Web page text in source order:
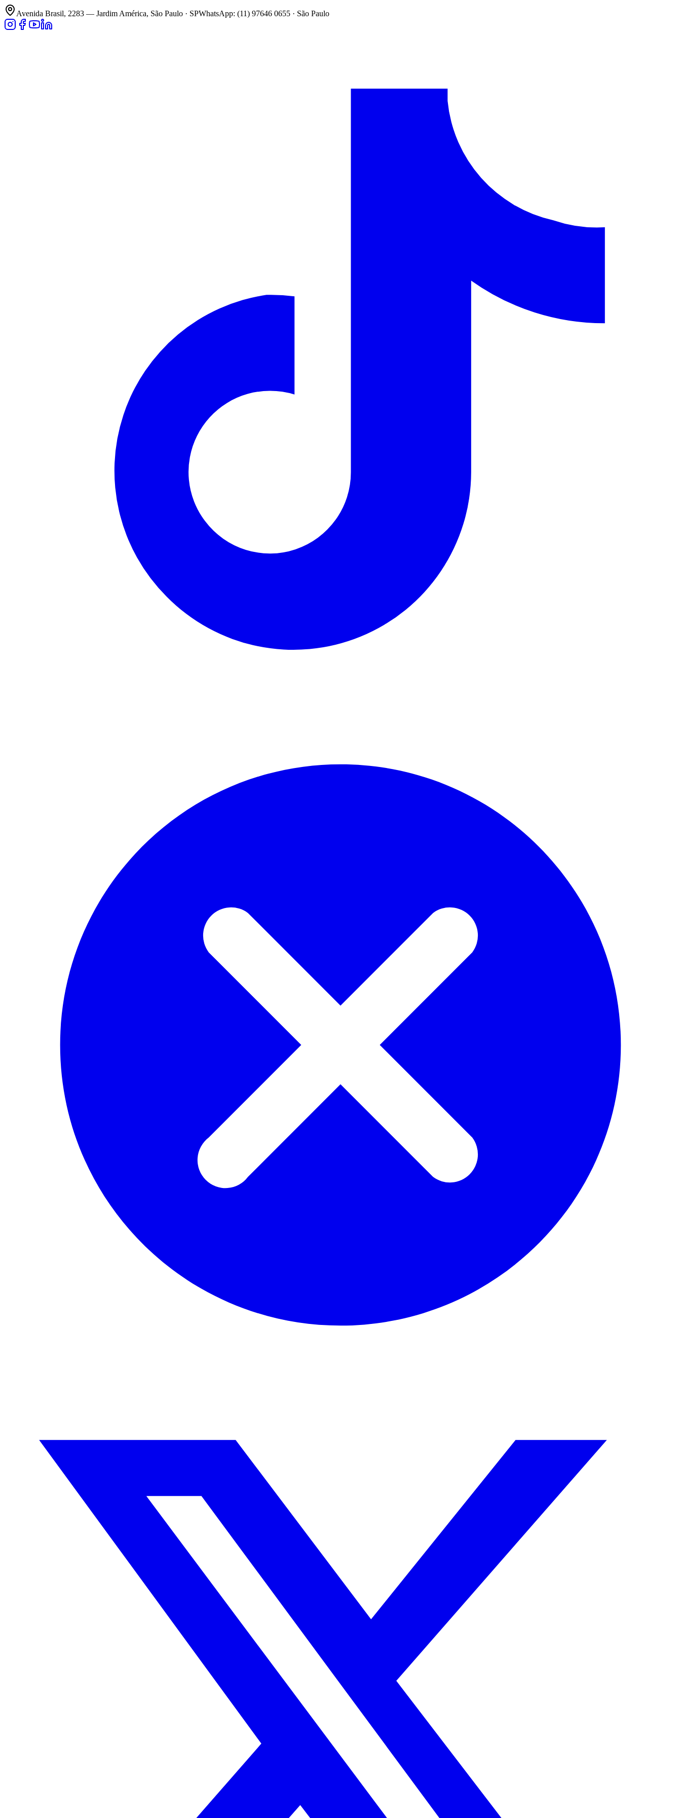
Avenida Brasil, 2283 — Jardim América, São Paulo · SPWhatsApp: (11) 97646 0655 · São Paulo